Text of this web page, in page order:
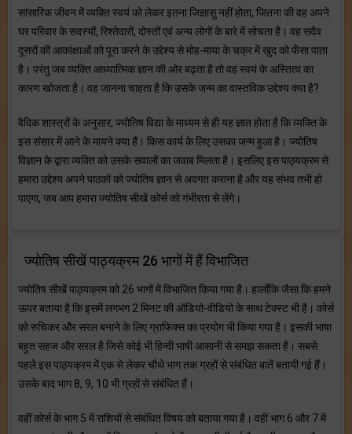
सांसारिक जीवन में व्यक्ति स्वयं को लेकर इतना जिज्ञासु नहीं होता, जितना की वह अपने
घर परिवार के सदस्यों, रिश्तेदारों, दोस्तों एवं अन्य लोगों के बारे में सोचता है। वह सदैव
दूसरों की आकांक्षाओं को पूरा करने के उद्देश्य से मोह-माया के चक्र में खुद को फँसा पाता
है। परंतु जब व्यक्ति आध्यात्मिक ज्ञान की ओर बढ़ता है तो वह स्वयं के अस्तित्व का
कारण खोजता है। वह जानना चाहता है कि उसके जन्म का वास्तविक उद्देश्य क्या है?
वैदिक शास्त्रों के अनुसार, ज्योतिष विद्या के माध्यम से ही यह ज्ञात होता है कि व्यक्ति के
इस संसार में आने के मायने क्या हैं। किस कार्य के लिए उसका जन्म हुआ है। ज्योतिष
विज्ञान के द्वारा व्यक्ति को उसके सवालों का जवाब मिलता है। इसलिए इस पाठ्यक्रम से
हमारा उद्देश्य अपने पाठकों को ज्योतिष ज्ञान से अवगत कराना है और यह संभव तभी हो
पाएगा, जब आप हमारा ज्योतिष सीखें कोर्स को गंभीरता से लेंगे।
ज्योतिष सीखें पाठ्यक्रम 26 भागों में हैं विभाजित
ज्योतिष सीखें पाठ्यक्रम को 26 भागों में विभाजित किया गया है। हालाँकि जैसा कि हमने
ऊपर बताया है कि इसमें लगभग 2 मिनट की ऑडियो-वीडियो के साथ टेक्स्ट भी है। कोर्स
को रुचिकर और सरल बनाने के लिए ग्राफिक्स का प्रयोग भी किया गया है। इसकी भाषा
बहुत सहज और सरल है जिसे कोई भी हिन्दी भाषी आसानी से समझ सकता है। सबसे
पहले इस पाठ्यक्रम में एक से लेकर चौथे भाग तक ग्रहों से संबंधित बातें बतायी गई हैं।
उसके बाद भाग 8, 9, 10 भी ग्रहों से संबंधित हैं।
वहीं कोर्स के भाग 5 में राशियों से संबंधित विषय को बताया गया है। वहीं भाग 6 और 7 में